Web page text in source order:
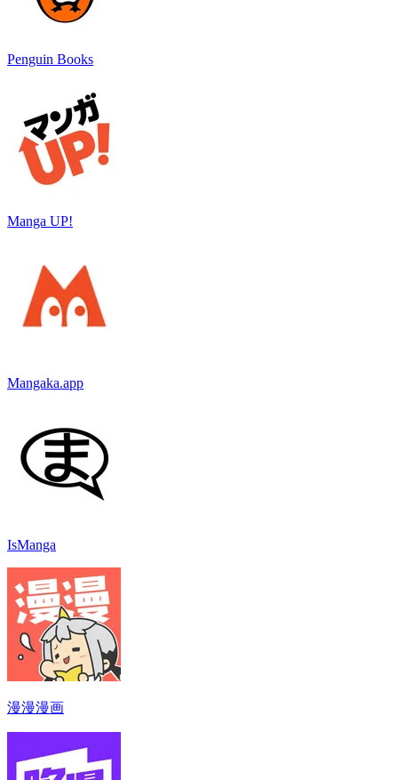
Penguin Books
Manga UP!
Mangaka.app
IsManga
漫漫漫画